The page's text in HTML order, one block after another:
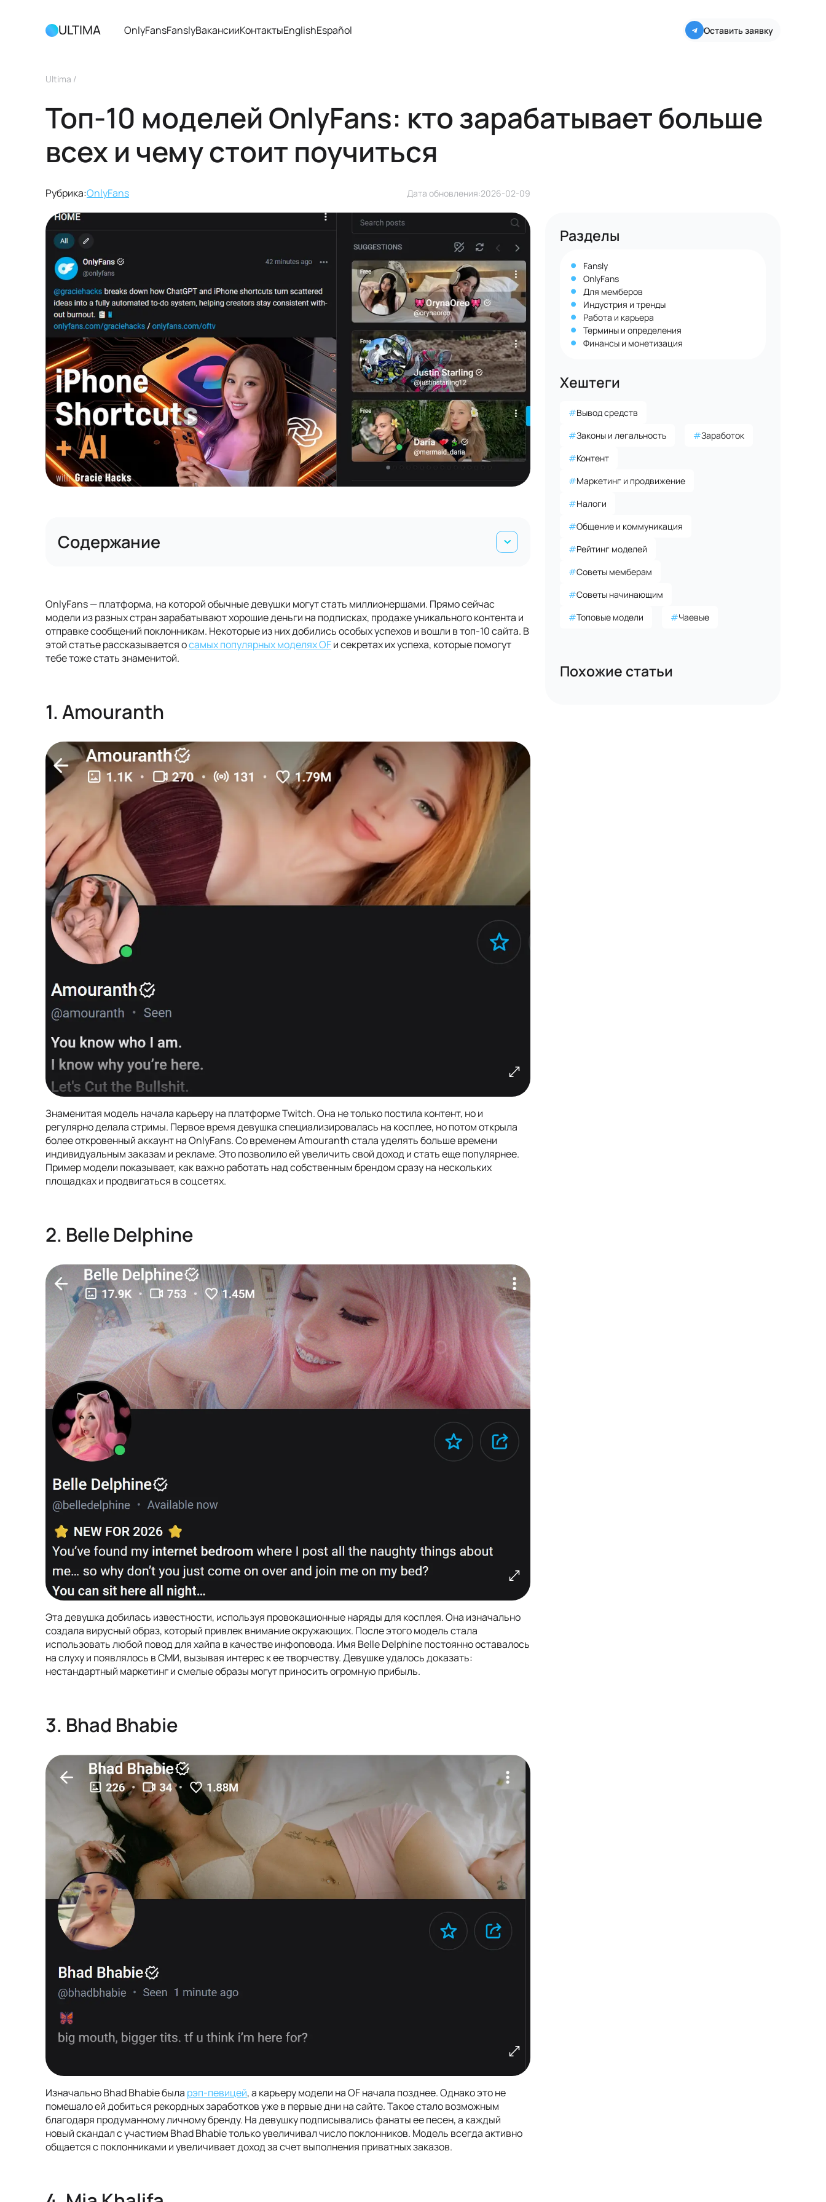
ULTIMA OnlyFansFanslyВакансииКонтактыEnglishEspañol Оставить заявку
Ultima /
Топ-10 моделей OnlyFans: кто зарабатывает больше
всех и чему стоит поучиться
Рубрика:OnlyFans Дата обновления:2026-02-09
Содержание
OnlyFans — платформа, на которой обычные девушки могут стать миллионершами. Прямо сейчас
модели из разных стран зарабатывают хорошие деньги на подписках, продаже уникального контента и
отправке сообщений поклонникам. Некоторые из них добились особых успехов и вошли в топ-10 сайта. В
этой статье рассказывается осамых популярных моделях OFи секретах их успеха, которые помогут
тебе тоже стать знаменитой.
1. Amouranth
Знаменитая модель начала карьеру на платформе Twitch. Она не только постила контент, но и
регулярно делала стримы. Первое время девушка специализировалась на косплее, но потом открыла
более откровенный аккаунт на OnlyFans. Со временем Amouranth стала уделять больше времени
индивидуальным заказам и рекламе. Это позволило ей увеличить свой доход и стать еще популярнее.
Пример модели показывает, как важно работать над собственным брендом сразу на нескольких
площадках и продвигаться в соцсетях.
2. Belle Delphine
Эта девушка добилась известности, используя провокационные наряды для косплея. Она изначально
создала вирусный образ, который привлек внимание окружающих. После этого модель стала
использовать любой повод для хайпа в качестве инфоповода. Имя Belle Delphine постоянно оставалось
на слуху и появлялось в СМИ, вызывая интерес к ее творчеству. Девушке удалось доказать:
нестандартный маркетинг и смелые образы могут приносить огромную прибыль.
3. Bhad Bhabie
Изначально Bhad Bhabie была рэп-певицей, а карьеру модели на OF начала позднее. Однако это не
помешало ей добиться рекордных заработков уже в первые дни на сайте. Такое стало возможным
благодаря продуманному личному бренду. На девушку подписывались фанаты ее песен, а каждый
новый скандал с участием Bhad Bhabie только увеличивал число поклонников. Модель всегда активно
общается с поклонниками и увеличивает доход за счет выполнения приватных заказов.
Разделы
Fansly
OnlyFans
Для мемберов
Индустрия и тренды
Работа и карьера
Термины и определения
Финансы и монетизация
Хештеги
#Вывод средств
#Законы и легальность #Заработок
#Контент
#Маркетинг и продвижение
#Налоги
#Общение и коммуникация
#Рейтинг моделей
#Советы мемберам
#Советы начинающим
#Топовые модели #Чаевые
Похожие статьи